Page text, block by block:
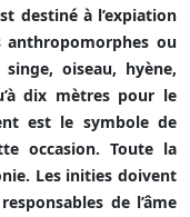
destiné à l’expiation
anthropomorphes ou
oiseau, hyène,
dix mètres pour le
est le symbole de
occasion. Toute la
Les inities doivent
de l’âme